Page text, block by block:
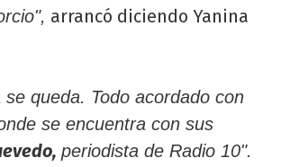
arrancó diciendo Yanina
queda. Todo acordado con
se encuentra con sus
periodista de Radio 10".